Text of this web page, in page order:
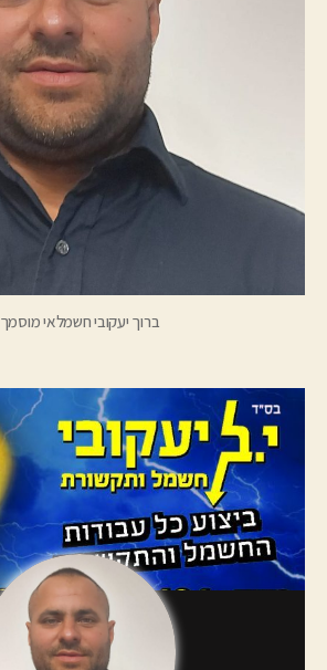
ברוך יעקובי חשמלאי מוסמך